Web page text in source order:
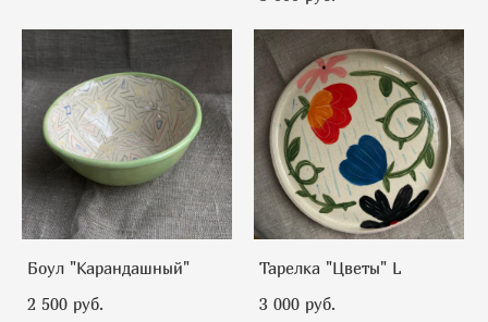
Боул "Карандашный"
2 500 pуб.
Тарелка "Цветы" L
3 000 pуб.